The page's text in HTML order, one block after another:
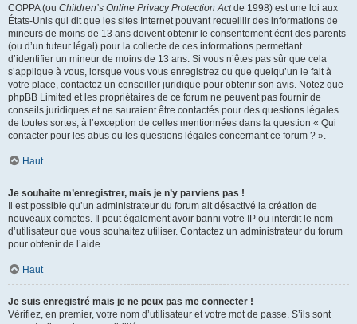
COPPA (ou Children’s Online Privacy Protection Actde 1998) est une loi aux
États-Unis qui dit que les sites Internet pouvant recueillir des informations de
mineurs de moins de 13 ans doivent obtenir le consentement écrit des parents
(ou d’un tuteur légal) pour la collecte de ces informations permettant
d’identifier un mineur de moins de 13 ans. Si vous n’êtes pas sûr que cela
s’applique à vous, lorsque vous vous enregistrez ou que quelqu’un le fait à
votre place, contactez un conseiller juridique pour obtenir son avis. Notez que
phpBB Limited et les propriétaires de ce forum ne peuvent pas fournir de
conseils juridiques et ne sauraient être contactés pour des questions légales
de toutes sortes, à l’exception de celles mentionnées dans la question « Qui
contacter pour les abus ou les questions légales concernant ce forum ? ».
Haut
Je souhaite m’enregistrer, mais je n’y parviens pas !
Il est possible qu’un administrateur du forum ait désactivé la création de
nouveaux comptes. Il peut également avoir banni votre IP ou interdit le nom
d’utilisateur que vous souhaitez utiliser. Contactez un administrateur du forum
pour obtenir de l’aide.
Haut
Je suis enregistré mais je ne peux pas me connecter !
Vérifiez, en premier, votre nom d’utilisateur et votre mot de passe. S’ils sont